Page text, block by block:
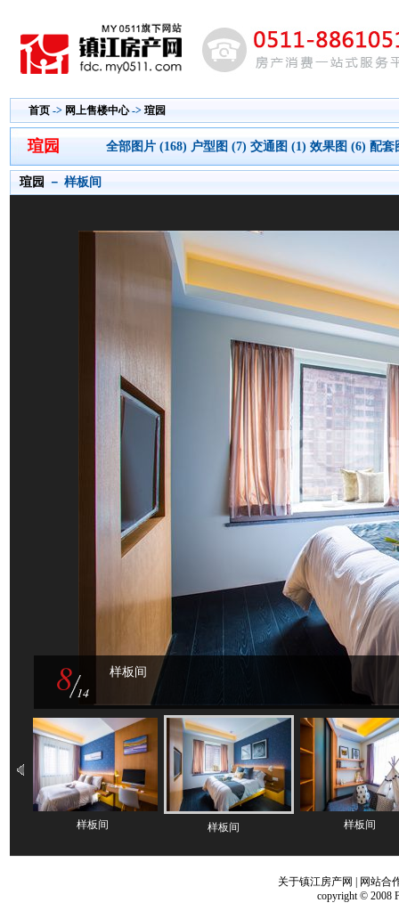
首页 -> 网上售楼中心->瑄园
瑄园 全部图片 (168) 户型图 (7) 交通图 (1) 效果图 (6) 配套
瑄园 － 样板间
8 14
样板间
样板间 样板间 样板间
关于镇江房产网
网站合
copyright © 2008